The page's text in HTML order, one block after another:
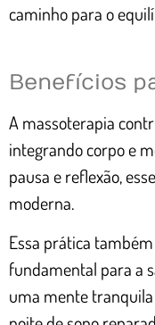
caminho para o
Benefícios
A massoterapia
integrando corpo e
pausa e reflexão,
moderna.
Essa prática
fundamental para a
uma mente